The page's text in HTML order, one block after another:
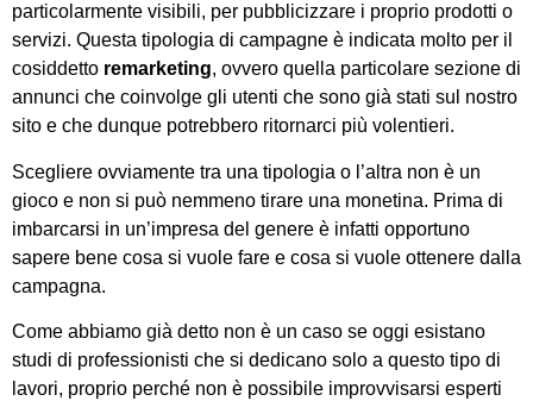
particolarmente visibili, per pubblicizzare i proprio prodotti o
servizi. Questa tipologia di campagne è indicata molto per il
cosiddetto remarketing, ovvero quella particolare sezione di
annunci che coinvolge gli utenti che sono già stati sul nostro
sito e che dunque potrebbero ritornarci più volentieri.
Scegliere ovviamente tra una tipologia o l’altra non è un
gioco e non si può nemmeno tirare una monetina. Prima di
imbarcarsi in un’impresa del genere è infatti opportuno
sapere bene cosa si vuole fare e cosa si vuole ottenere dalla
campagna.
Come abbiamo già detto non è un caso se oggi esistano
studi di professionisti che si dedicano solo a questo tipo di
lavori, proprio perché non è possibile improvvisarsi esperti